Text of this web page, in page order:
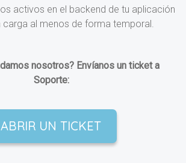
activos en el backend de tu aplicación
carga al menos de forma temporal.
nosotros? Envíanos un ticket a
Soporte:
ABRIR UN TICKET